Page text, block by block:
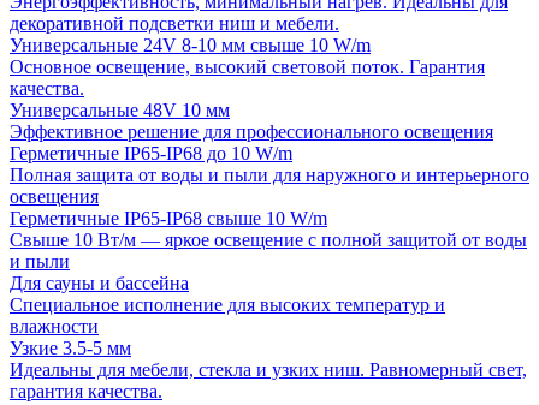
декоративной подсветки ниш и мебели.
Универсальные 24V 8-10 мм свыше 10 W/m
Основное освещение, высокий световой поток. Гарантия
качества.
Универсальные 48V 10 мм
Эффективное решение для профессионального освещения
Герметичные IP65-IP68 до 10 W/m
Полная защита от воды и пыли для наружного и интерьерного
освещения
Герметичные IP65-IP68 свыше 10 W/m
Свыше 10 Вт/м — яркое освещение с полной защитой от воды
и пыли
Для сауны и бассейна
Специальное исполнение для высоких температур и
влажности
Узкие 3.5-5 мм
Идеальны для мебели, стекла и узких ниш. Равномерный свет,
гарантия качества.